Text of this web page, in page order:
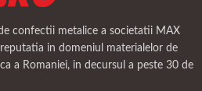
confectii metalice a societatii MAX
in domeniul materialelor de
a Romaniei, in decursul a peste 30 de